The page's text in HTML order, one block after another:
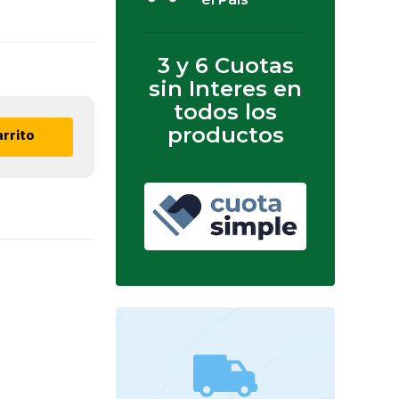
3 y 6 Cuotas
sin Interes en
todos los
productos